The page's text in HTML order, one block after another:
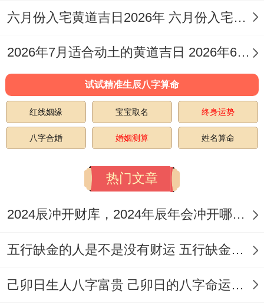
在正北方- 三煞位也在北方- 这会作用全年的
午）且煞南、南方是冲突方位 -避免在此方
向动土或进行重大活动。
以防冲撞太岁！生肖在领域 ，属马、兔、羊
的人需尤其谨慎.缘于甲子日跟这些生肖大概
相冲或相刑、增加不安风险！紫白九星中一
白太乙星水吉神主导。
化。譬如子时九紫火吉,而寅时七赤金凶 -方
位选择上财神东北同福神正北可多加利用！
具体禁忌跟方位标签
六月份入宅黄道吉日2026年 六月份入宅黄道吉日查询
2026年7月适合动土的黄道吉日 2026年6月动土的黄道吉日
试试精准生辰八字算命
红线姻缘 宝宝取名 终身运势
八字合婚 婚姻测算 姓名算命
热门文章
2024辰冲开财库，2024年辰年会冲开哪些人的财库
五行缺金的人是不是没有财运 五行缺金的人命运好不好
己卯日生人八字富贵 己卯日的八字命运如何